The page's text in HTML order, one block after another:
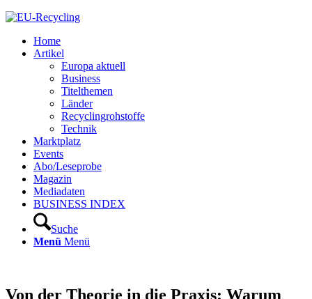
Home
Artikel
Europa aktuell
Business
Titelthemen
Länder
Recyclingrohstoffe
Technik
Marktplatz
Events
Abo/Leseprobe
Magazin
Mediadaten
BUSINESS INDEX
Suche
Menü Menü
Von der Theorie in die Praxis: Warum